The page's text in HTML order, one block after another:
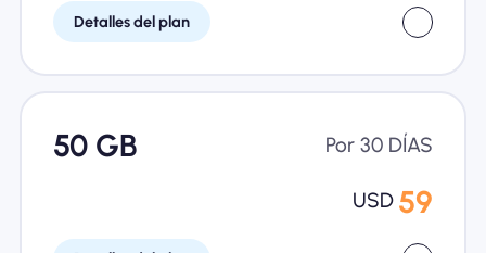
Detalles del plan
50 GB Por 30 DÍAS
USD 59